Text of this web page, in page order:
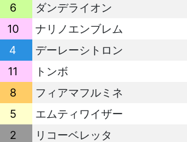
6
ダンデライオン
10
ナリノエンブレム
4
デーレーシトロン
11
トンボ
8
フィアマフルミネ
5
エムティワイザー
2
リコーベレッタ